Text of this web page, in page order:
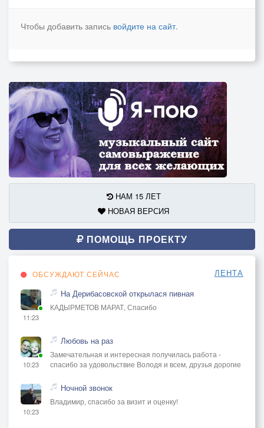
Чтобы добавить запись войдите на сайт.
НАМ 15 ЛЕТ
НОВАЯ ВЕРСИЯ
ПОМОЩЬ ПРОЕКТУ
ОБСУЖДАЮТ СЕЙЧАС ЛЕНТА
11:23
На Дерибасовской открылася пивная
КАДЫРМЕТОВ МАРАТ, Спасибо
10:23
Любовь на раз
Замечательная и интересная получилась работа -
спасибо за удовольствие Володя и всем, друзья дорогие
10:23
Ночной звонок
Владимир, спасибо за визит и оценку!